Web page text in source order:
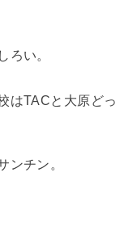
ろい。
はTACと大原どっ
ンチン。